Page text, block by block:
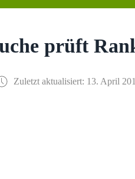
prüft
Zuletzt aktualisiert: 13. April